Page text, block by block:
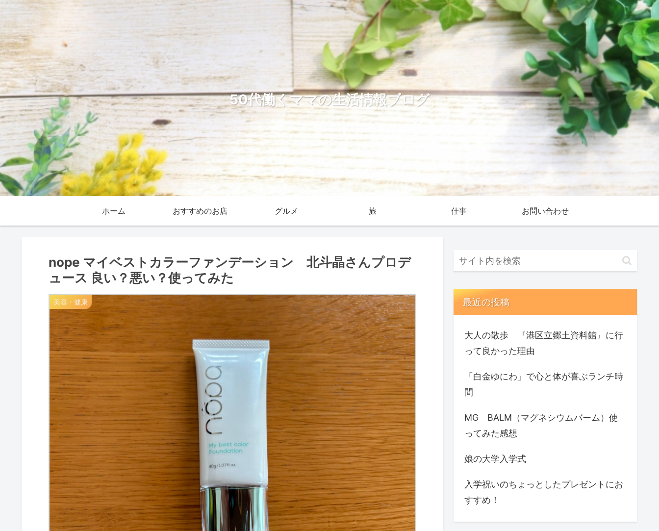
50代働くママの生活情報ブログ
ホーム おすすめのお店 グルメ 旅 仕事 お問い合わせ
nope マイベストカラーファンデーション 北斗晶さんプロデ
ュース 良い？悪い？使ってみた
美容・健康 最近の投稿
大人の散歩 『港区立郷土資料館』に行
って良かった理由
「白金ゆにわ」で心と体が喜ぶランチ時
間
MG BALM（マグネシウムバーム）使
ってみた感想
娘の大学入学式
入学祝いのちょっとしたプレゼントにお
すすめ！